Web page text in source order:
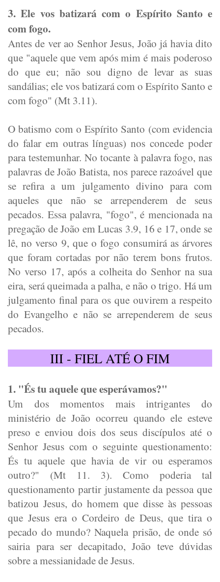
3. Ele vos batizará com o Espírito Santo e
com fogo.
Antes de ver ao Senhor Jesus, João já havia dito
que "aquele que vem após mim é mais poderoso
do que eu; não sou digno de levar as suas
sandálias; ele vos batizará com o Espírito Santo e
com fogo" (Mt 3.11).
O batismo com o Espírito Santo (com evidencia
do falar em outras línguas) nos concede poder
para testemunhar. No tocante à palavra fogo, nas
palavras de João Batista, nos parece razoável que
se refira a um julgamento divino para com
aqueles que não se arrependerem de seus
pecados. Essa palavra, "fogo", é mencionada na
pregação de João em Lucas 3.9, 16 e 17, onde se
lê, no verso 9, que o fogo consumirá as árvores
que foram cortadas por não terem bons frutos.
No verso 17, após a colheita do Senhor na sua
eira, será queimada a palha, e não o trigo. Há um
julgamento final para os que ouvirem a respeito
do Evangelho e não se arrependerem de seus
pecados.
III - FIEL ATÉ O FIM
1. "És tu aquele que esperávamos?"
Um dos momentos mais intrigantes do
ministério de João ocorreu quando ele esteve
preso e enviou dois dos seus discípulos até o
Senhor Jesus com o seguinte questionamento:
És tu aquele que havia de vir ou esperamos
outro?" (Mt 11. 3). Como poderia tal
questionamento partir justamente da pessoa que
batizou Jesus, do homem que disse às pessoas
que Jesus era o Cordeiro de Deus, que tira o
pecado do mundo? Naquela prisão, de onde só
sairia para ser decapitado, João teve dúvidas
sobre a messianidade de Jesus.